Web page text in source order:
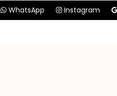
WhatsApp Instagram